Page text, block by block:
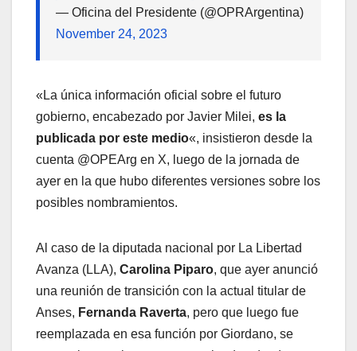
— Oficina del Presidente (@OPRArgentina)
November 24, 2023
«La única información oficial sobre el futuro
gobierno, encabezado por Javier Milei, es la
publicada por este medio«, insistieron desde la
cuenta @OPEArg en X, luego de la jornada de
ayer en la que hubo diferentes versiones sobre los
posibles nombramientos.
Al caso de la diputada nacional por La Libertad
Avanza (LLA), Carolina Piparo, que ayer anunció
una reunión de transición con la actual titular de
Anses, Fernanda Raverta, pero que luego fue
reemplazada en esa función por Giordano, se